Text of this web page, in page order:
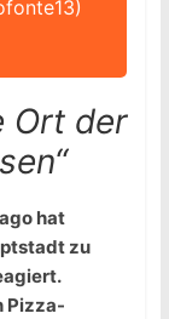
Ort der
hat
zu
Pizza-